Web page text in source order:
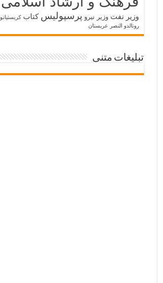
وزیر نفت وزیر نیرو پرسپولیس کتاب کریستیانو
رونالدو النصر عربستان
تبلیغات متنی